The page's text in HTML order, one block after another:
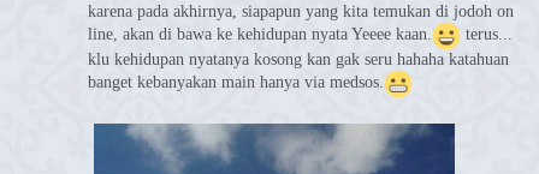
karena pada akhirnya, siapapun yang kita temukan di jodoh on
line, akan di bawa ke kehidupan nyata Yeeee kaan.
terus...
klu kehidupan nyatanya kosong kan gak seru hahaha katahuan
banget kebanyakan main hanya via medsos.